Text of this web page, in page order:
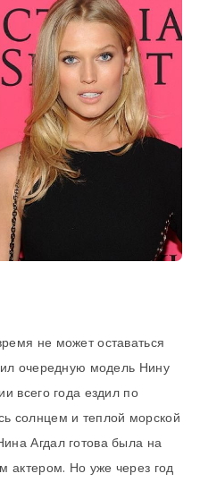
не может оставаться
очередную модель Нину
всего года ездил по
солнцем и теплой морской
Агдал готова была на
актером. Но уже через год